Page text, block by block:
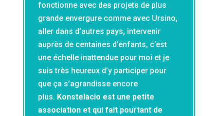
fonctionne avec des projets de plus
grande envergure comme avec Ursino,
aller dans d’autres pays, intervenir
auprès de centaines d’enfants, c’est
une échelle inattendue pour moi et je
suis très heureux d’y participer pour
que ça s’agrandisse encore
plus. Konstelacio est une petite
association et qui fait pourtant de